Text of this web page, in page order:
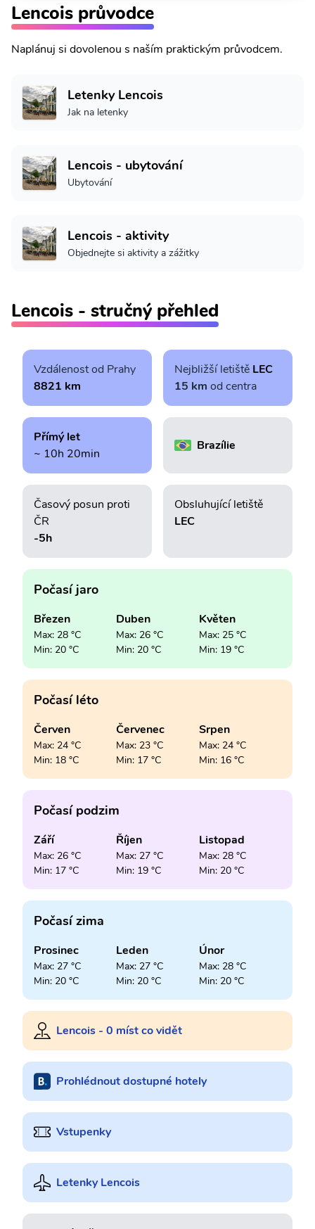
Lencois průvodce
Naplánuj si dovolenou s naším praktickým průvodcem.
Letenky Lencois
Jak na letenky
Lencois - ubytování
Ubytování
Lencois - aktivity
Objednejte si aktivity a zážitky
Lencois - stručný přehled
Vzdálenost od Prahy
8821 km
Nejbližší letiště LEC
15 km od centra
Přímý let
~ 10h 20min
Brazílie
Časový posun proti
ČR
-5h
Obsluhující letiště
LEC
Počasí jaro
Březen
Max: 28 °C
Min: 20 °C
Duben
Max: 26 °C
Min: 20 °C
Květen
Max: 25 °C
Min: 19 °C
Počasí léto
Červen
Max: 24 °C
Min: 18 °C
Červenec
Max: 23 °C
Min: 17 °C
Srpen
Max: 24 °C
Min: 16 °C
Počasí podzim
Září
Max: 26 °C
Min: 17 °C
Říjen
Max: 27 °C
Min: 19 °C
Listopad
Max: 28 °C
Min: 20 °C
Počasí zima
Prosinec
Max: 27 °C
Min: 20 °C
Leden
Max: 27 °C
Min: 20 °C
Únor
Max: 28 °C
Min: 20 °C
Lencois - 0 míst co vidět
Prohlédnout dostupné hotely
Vstupenky
Letenky Lencois